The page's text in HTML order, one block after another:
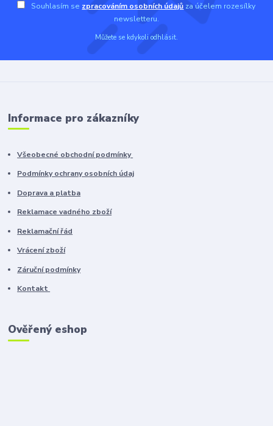
Souhlasím se zpracováním osobních údajů za účelem rozesílky
newsletteru.
Můžete se kdykoli odhlásit.
Informace pro zákazníky
Všeobecné obchodní podmínky
Podmínky ochrany osobních údaj
Doprava a platba
Reklamace vadného zboží
Reklamační řád
Vrácení zboží
Záruční podmínky
Kontakt
Ověřený eshop